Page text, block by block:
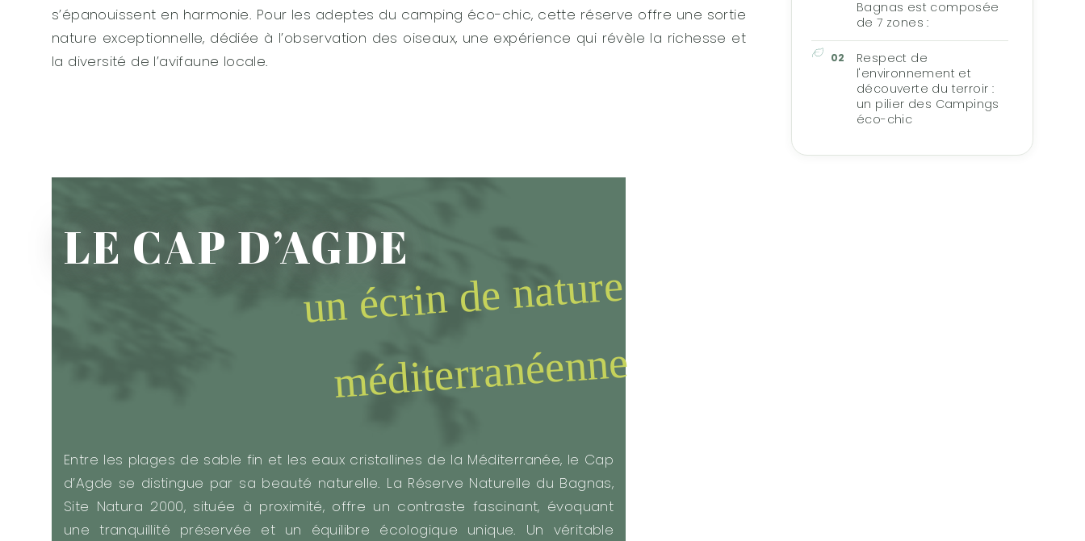
s’épanouissent en harmonie. Pour les adeptes du camping éco-chic, cette réserve offre une sortie
nature exceptionnelle, dédiée à l’observation des oiseaux, une expérience qui révèle la richesse et
la diversité de l’avifaune locale.
LE CAP D’AGDE
un écrin de nature
méditerranéenne
Entre les plages de sable fin et les eaux cristallines de la Méditerranée, le Cap
d’Agde se distingue par sa beauté naturelle. La Réserve Naturelle du Bagnas,
Site Natura 2000, située à proximité, offre un contraste fascinant, évoquant
une tranquillité préservée et un équilibre écologique unique. Un véritable
Bagnas est composée
de 7 zones :
Respect de
l'environnement et
découverte du terroir :
un pilier des Campings
éco-chic